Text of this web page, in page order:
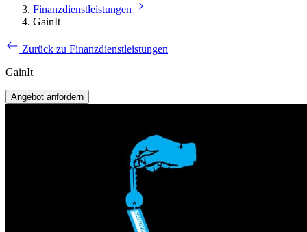
Finanzdienstleistungen
GainIt
Zurück zu Finanzdienstleistungen
GainIt
Angebot anfordern